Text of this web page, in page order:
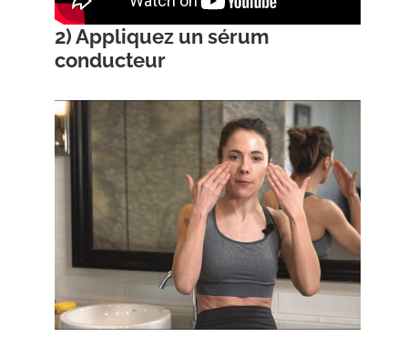
2) Appliquez un sérum
conducteur